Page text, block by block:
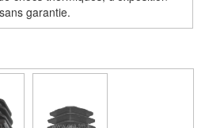
garantie.